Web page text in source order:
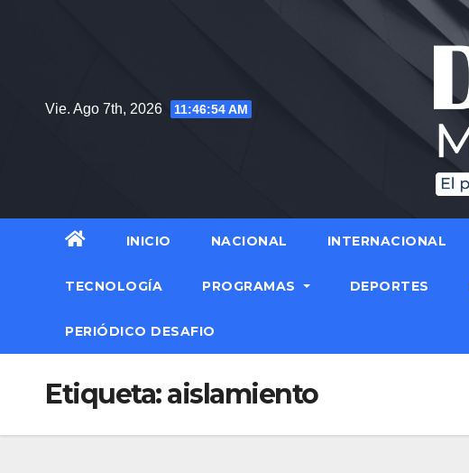
Vie. Ago 7th, 2026 11:46:55 AM
INICIO NACIONAL INTERNACIONAL
TECNOLOGÍA PROGRAMAS DEPORTES
PERIÓDICO DESAFIO
Etiqueta:aislamiento